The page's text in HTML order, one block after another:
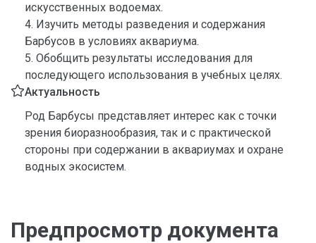
искусственных водоемах.
4. Изучить методы разведения и содержания
Барбусов в условиях аквариума.
5. Обобщить результаты исследования для
последующего использования в учебных целях.
Актуальность
Род Барбусы представляет интерес как с точки
зрения биоразнообразия, так и с практической
стороны при содержании в аквариумах и охране
водных экосистем.
Предпросмотр документа